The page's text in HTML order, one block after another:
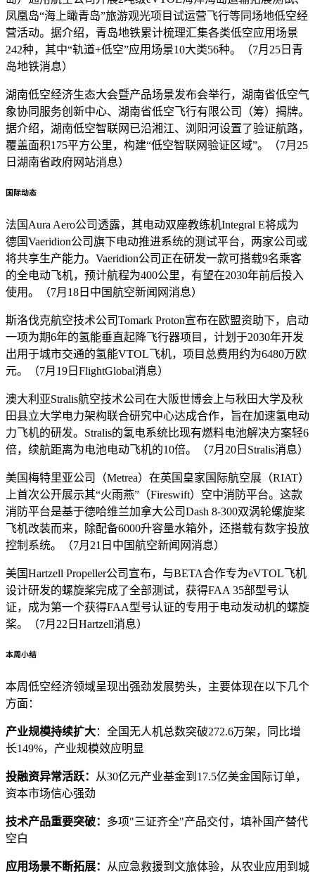
凤凰岛“海上瞰青岛”旅游观光项目试运营飞行等同场地低空经
营活动。据介绍，青岛地铁累计梳理汇集各类低空应用场景
242种，其中“轨道+低空”应用场景10大类56种。（7月25日青
岛地铁消息）
湖南低空经济生态大会暨产品场景发布会举行，湖南省低空气
象协同服务创新中心、湖南省低空飞行有限公司（筹）揭牌。
据介绍，湖南低空智联网已沿湘江、浏阳河设置了验证航路，
覆盖面积175平方公里，构建“低空智联网验证区域”。（7月25
日湖南省政府网站消息）
国际动态
法国Aura Aero公司透露，其电动双座教练机Integral E将成为
德国Vaeridion公司旗下电动推进系统的测试平台，两家公司或
将共享生产能力。Vaeridion公司正在研发一款可搭载9名乘客
的全电动飞机，预计航程为400公里，有望在2030年前后投入
使用。（7月18日中国航空新闻网消息）
斯洛伐克航空技术公司Tomark Proton宣布在欧盟资助下，启动
一项为期6年的氢能垂直起降飞行器项目，计划于2030年开发
出用于城市交通的氢能VTOL飞机，项目总费用约为6480万欧
元。（7月19日FlightGlobal消息）
澳大利亚Stralis航空技术公司在大阪世博会上与秋田大学及秋
田县立大学电力架构联合研究中心达成合作，旨在加速氢电动
力飞机的研发。Stralis的氢电系统比现有燃料电池解决方案轻6
倍，续航距离为电池电动飞机的10倍。（7月20日Stralis消息）
美国梅特里亚公司（Metrea）在英国皇家国际航空展（RIAT）
上首次公开展示其“火雨燕”（Fireswift）空中消防平台。这款
消防平台是基于德哈维兰加拿大公司Dash 8-300双涡轮螺旋桨
飞机改装而来，除配备6000升容量水箱外，还搭载有数字投放
控制系统。（7月21日中国航空新闻网消息）
美国Hartzell Propeller公司宣布，与BETA合作专为eVTOL飞机
设计研发的螺旋桨完成了全部测试，获得FAA 35部型号认
证，成为第一个获得FAA型号认证的专用于电动发动机的螺旋
桨。（7月22日Hartzell消息）
本周小结
本周低空经济领域呈现出强劲发展势头，主要体现在以下几个
方面：
产业规模持续扩大：全国无人机总数突破272.6万架，同比增
长149%，产业规模效应明显
投融资异常活跃：
从30亿元产业基金到17.5亿美金国际订单，
资本市场信心强劲
技术产品重要突破： 多项"三证齐全"产品交付，填补国产替代
空白
应用场景不断拓展：
从应急救援到文旅体验，从农业应用到城